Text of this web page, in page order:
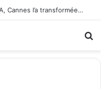
IA au cinéma : en interdisant l’IA, Cannes l’a transformée en label de luxe